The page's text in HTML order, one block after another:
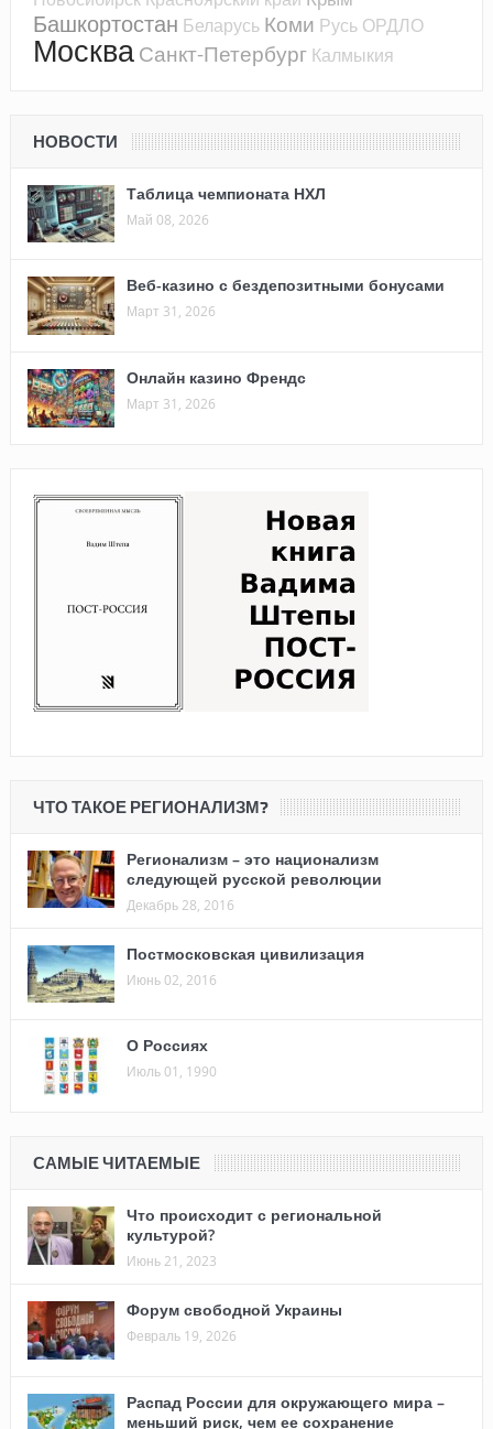
Башкортостан Беларусь Коми Русь ОРДЛО
Москва Санкт-Петербург Калмыкия
НОВОСТИ
Таблица чемпионата НХЛ
Май 08, 2026
Веб-казино с бездепозитными бонусами
Март 31, 2026
Онлайн казино Френдс
Март 31, 2026
ЧТО ТАКОЕ РЕГИОНАЛИЗМ?
Регионализм – это национализм
следующей русской революции
Декабрь 28, 2016
Постмосковская цивилизация
Июнь 02, 2016
О Россиях
Июль 01, 1990
САМЫЕ ЧИТАЕМЫЕ
Что происходит с региональной
культурой?
Июнь 21, 2023
Форум свободной Украины
Февраль 19, 2026
Распад России для окружающего мира –
меньший риск, чем ее сохранение